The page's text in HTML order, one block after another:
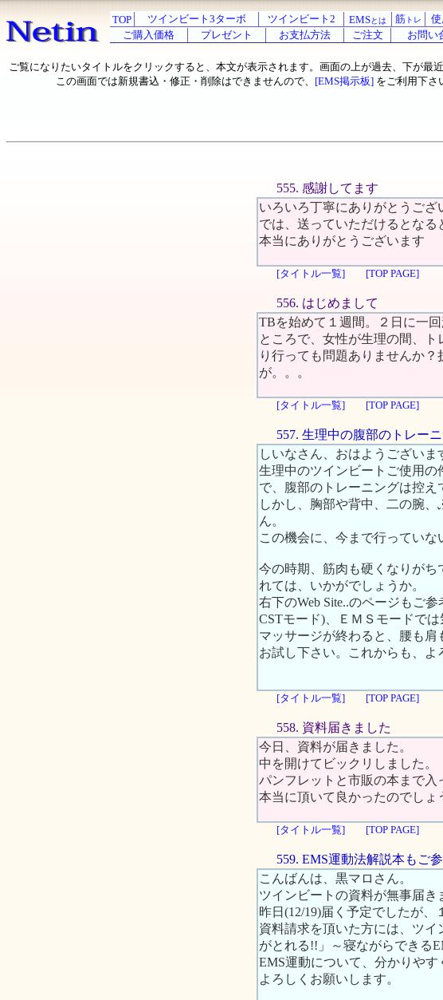
TOP ツインビート3ターボ ツインビート2 EMSとは 筋 トレ
ご購入価格
プレゼント お支払方法 ご注文 お問い
ご覧になりたいタイトルをクリックすると、本文が表示されます。画面の上が過去、下が最近
この画面では新規書込・修正・削除はできませんので、 [EMS掲示板] をご利用下さ
555. 感謝してます
いろいろ丁寧にありがとうござ
では、送っていただけるとなる
本当にありがとうございます
[タイトル一覧] [TOP PAGE]
556. はじめまして
TBを始めて１週間。２日に一回
ところで、女性が生理の間、
り行っても問題ありませんか
が。。。
[タイトル一覧] [TOP PAGE]
557. 生理中の腹部のトレー
しいなさん、おはようございま
生理中のツインビートご使用
で、腹部のトレーニングは控え
しかし、胸部や背中、二の腕
ん。
この機会に、今まで行っていな
今の時期、筋肉も硬くなりがち
れては、いかがでしょうか。
右下のWeb Site..のページもご
CSTモード)、ＥＭＳモードで
マッサージが終わると、腰も肩
お試し下さい。これからも、よ
[タイトル一覧]
[TOP PAGE]
558. 資料届きました
今日、資料が届きました。
中を開けてビックリしました。
パンフレットと市販の本まで入
本当に頂いて良かったのでしょ
[タイトル一覧] [TOP PAGE]
559. EMS運動法解説本もご
こんばんは、黒マロさん。
ツインビートの資料が無事届き
昨日(12/19)届く予定でしたが、
資料請求を頂いた方には、ツ
がとれる!!」～寝ながらできる
EMS運動について、分かりやす
よろしくお願いします。